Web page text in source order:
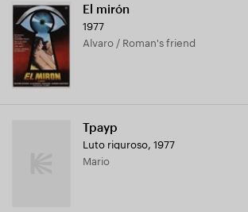
El mirón
1977
Alvaro / Roman's friend
Траур
Luto riguroso, 1977
Mario